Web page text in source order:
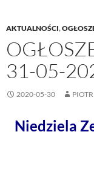
AKTUALNOŚCI,
31-05-
2020-05-30
Niedziela